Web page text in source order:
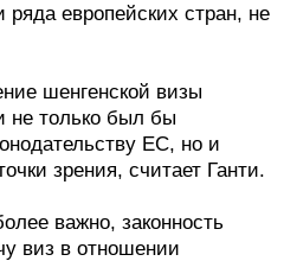
европейских стран, не
шенгенской визы
не только был бы
ЕС, но и
зрения, считает Ганти.
важно, законность
виз в отношении